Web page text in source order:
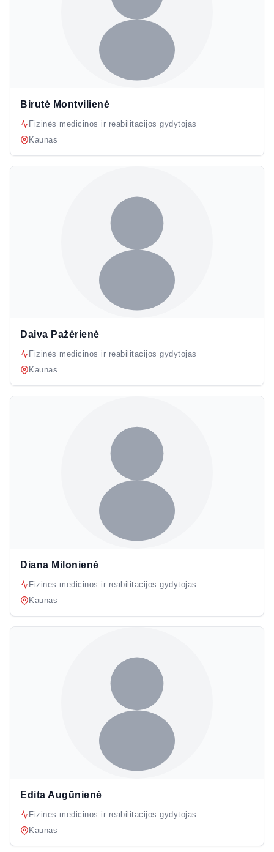
Birutė Montvilienė
Fizinės medicinos ir reabilitacijos gydytojas
Kaunas
Daiva Pažėrienė
Fizinės medicinos ir reabilitacijos gydytojas
Kaunas
Diana Milonienė
Fizinės medicinos ir reabilitacijos gydytojas
Kaunas
Edita Augūnienė
Fizinės medicinos ir reabilitacijos gydytojas
Kaunas